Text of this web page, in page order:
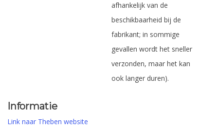
afhankelijk van de
beschikbaarheid bij de
fabrikant; in sommige
gevallen wordt het sneller
verzonden, maar het kan
ook langer duren).
Informatie
Link naar Theben website